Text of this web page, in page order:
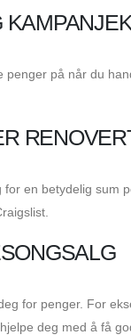
på når du
en betydelig sum
for penger. For
deg med å få